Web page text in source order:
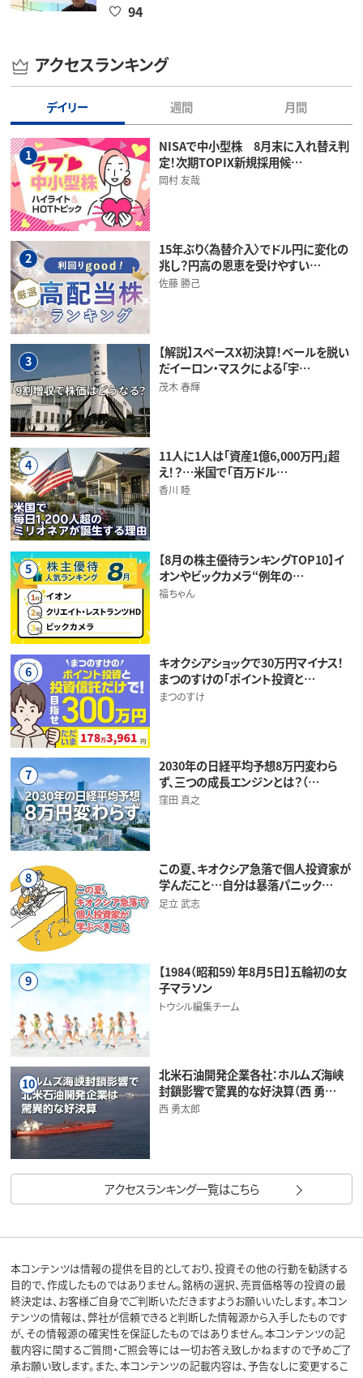
94
アクセスランキング
デイリー 週間 月間
1
NISAで中小型株 8月末に入れ替え判
定！次期TOPIX新規採用候…
岡村 友哉
2
15年ぶり〈為替介入〉でドル円に変化の
兆し？円高の恩恵を受けやすい…
佐藤 勝己
3
【解説】スペースX初決算！ベールを脱い
だイーロン・マスクによる「宇…
茂木 春輝
4
11人に1人は「資産1億6,000万円」超
え！？…米国で「百万ドル…
香川 睦
5
【8月の株主優待ランキングTOP10】イ
オンやビックカメラ“例年の…
福ちゃん
6
キオクシアショックで30万円マイナス！
まつのすけの「ポイント投資と…
まつのすけ
7
2030年の日経平均予想8万円変わら
ず、三つの成長エンジンとは？（…
窪田 真之
8
この夏、キオクシア急落で個人投資家が
学んだこと…自分は暴落パニック…
足立 武志
9
【1984（昭和59）年8月5日】五輪初の女
子マラソン
トウシル編集チーム
10
北米石油開発企業各社：ホルムズ海峡
封鎖影響で驚異的な好決算（西 勇…
西 勇太郎
アクセスランキング一覧はこちら
本コンテンツは情報の提供を目的としており、投資その他の行動を勧誘する
目的で、作成したものではありません。銘柄の選択、売買価格等の投資の最
終決定は、お客様ご自身でご判断いただきますようお願いいたします。本コン
テンツの情報は、弊社が信頼できると判断した情報源から入手したものです
が、その情報源の確実性を保証したものではありません。本コンテンツの記
載内容に関するご質問・ご照会等には一切お答え致しかねますので予めご了
承お願い致します。また、本コンテンツの記載内容は、予告なしに変更するこ